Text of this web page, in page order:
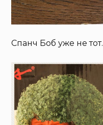
Спанч Боб уже не тот.